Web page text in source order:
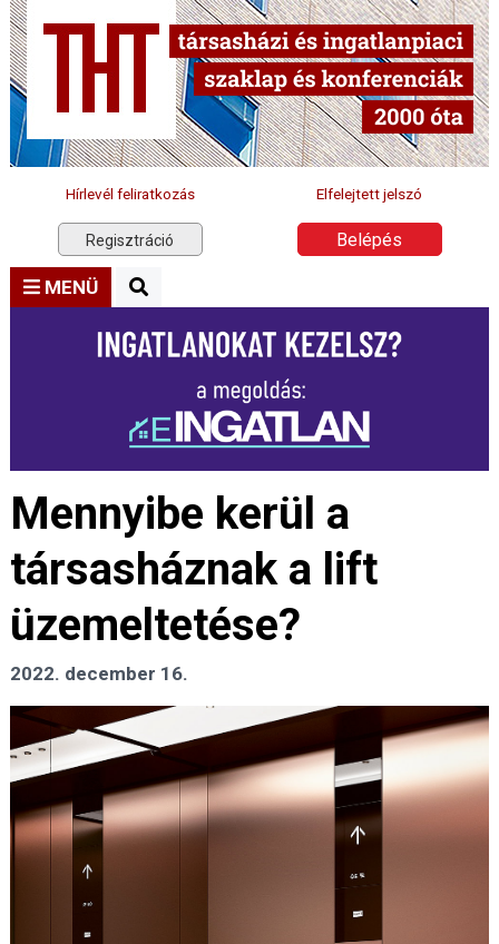
Hírlevél feliratkozás Elfelejtett jelszó
Regisztráció Belépés
MENÜ
Mennyibe kerül a
társasháznak a lift
üzemeltetése?
2022. december 16.